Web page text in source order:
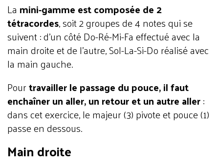
La mini-gamme est composée de 2
tétracordes, soit 2 groupes de 4 notes qui se
suivent : d’un côté Do-Ré-Mi-Fa effectué avec la
main droite et de l’autre, Sol-La-Si-Do réalisé avec
la main gauche.
Pourtravailler le passage du pouce, il faut
enchaîner un aller, un retour et un autre aller:
dans cet exercice, le majeur (3) pivote et pouce (1)
passe en dessous.
Main droite